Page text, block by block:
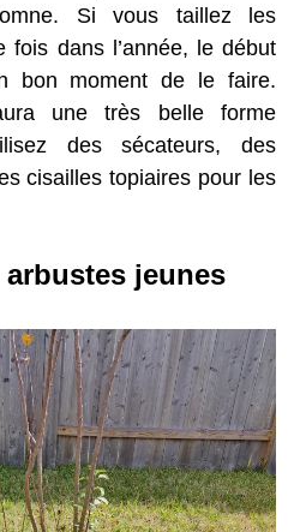
Si vous taillez les
fois dans l’année, le début
bon moment de le faire.
une très belle forme
des sécateurs, des
cisailles topiaires pour les
jeunes